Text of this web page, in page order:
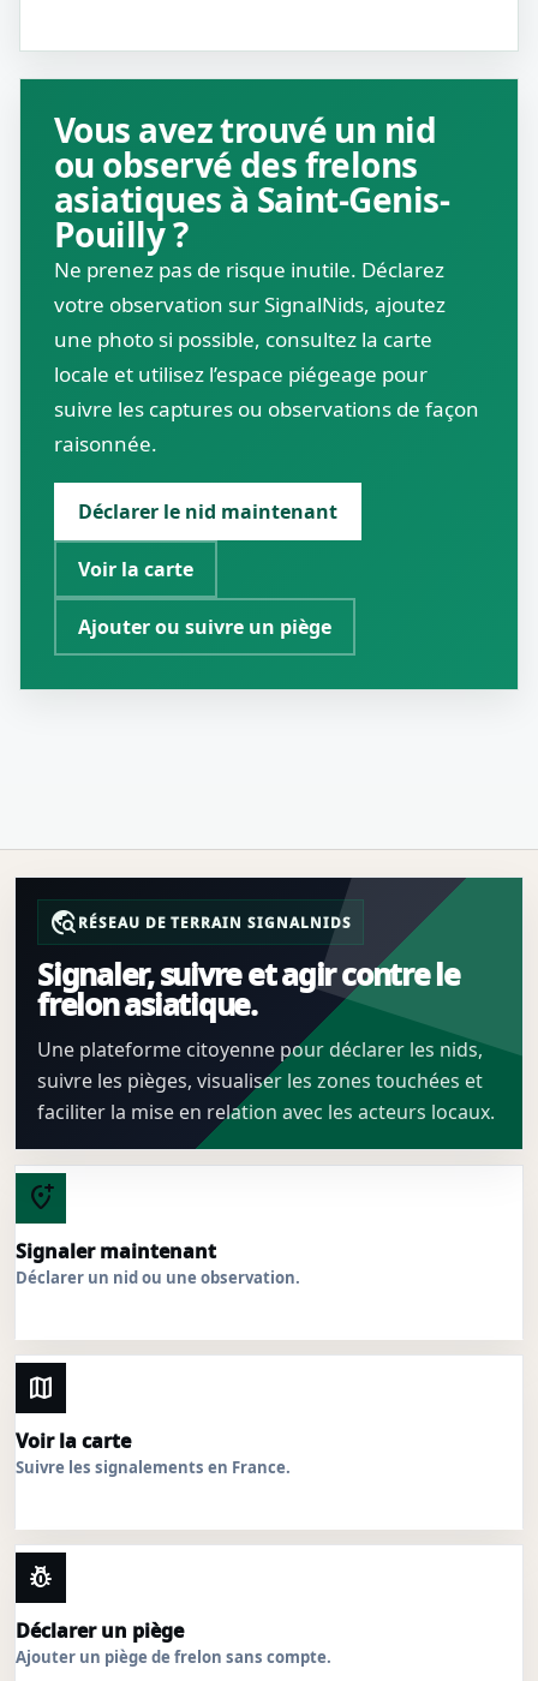
Vous avez trouvé un nid
ou observé des frelons
asiatiques à Saint-Genis-
Pouilly ?
Ne prenez pas de risque inutile. Déclarez
votre observation sur SignalNids, ajoutez
une photo si possible, consultez la carte
locale et utilisez l’espace piégeage pour
suivre les captures ou observations de façon
raisonnée.
Déclarer le nid maintenant
Voir la carte
Ajouter ou suivre un piège
travel_exploreRÉSEAU DE TERRAIN SIGNALNIDS
Signaler, suivre et agir contre le
frelon asiatique.
Une plateforme citoyenne pour déclarer les nids,
suivre les pièges, visualiser les zones touchées et
faciliter la mise en relation avec les acteurs locaux.
add_location_alt
Signaler maintenant
Déclarer un nid ou une observation.
map
Voir la carte
Suivre les signalements en France.
pest_control
Déclarer un piège
Ajouter un piège de frelon sans compte.